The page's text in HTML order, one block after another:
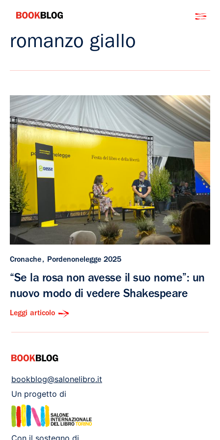
Bookblog
romanzo giallo
Cronache Pordenonelegge 2025
“Se la rosa non avesse il suo nome”: un
nuovo modo di vedere Shakespeare
Leggi articolo
bookblog@salonelibro.it
Un progetto di